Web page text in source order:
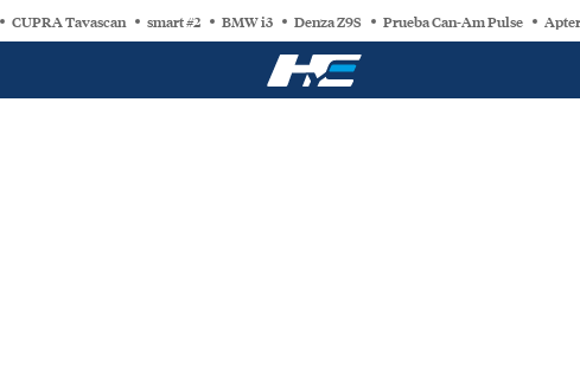
CUPRA Tavascan smart #2 BMW i3 Denza Z9S Prueba Can-Am Pulse